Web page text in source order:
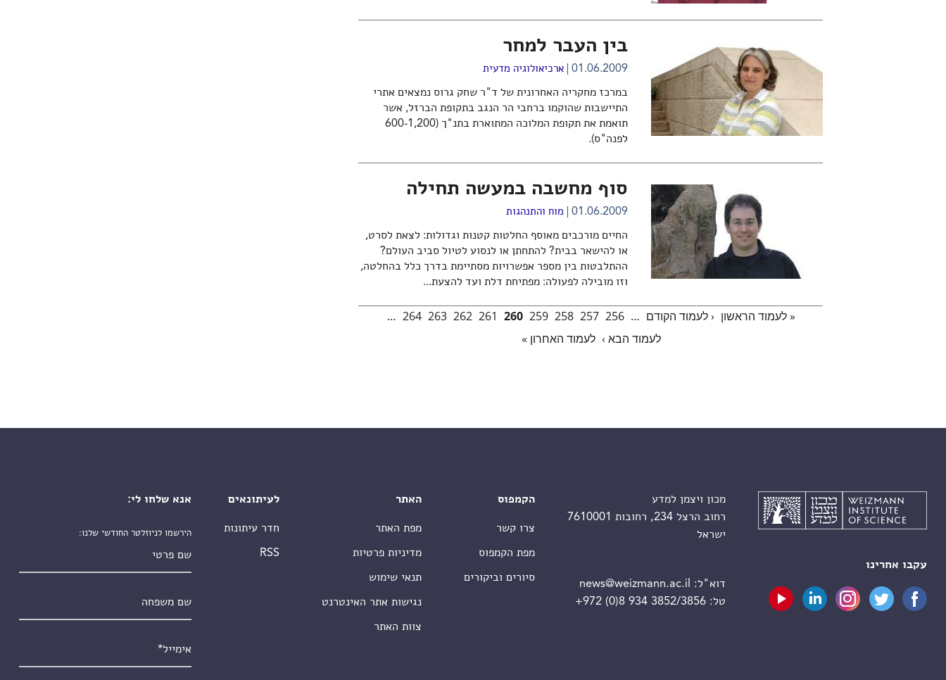
בין העבר למחר
01.06.2009 ארכיאולוגיה מדעית
במרכז מחקריה האחרונית של ד"ר שחק גרוס נמצאים אתרי
התיישבות שהוקמו ברחבי הר הנגב בתקופת הברזל, אשר
תואמת את תקופת המלוכה המתוארת בתנ"ך (600-1,200
לפנה"ס).
סוף מחשבה במעשה תחילה
01.06.2009 מוח והתנהגות
החיים מורכבים מאוסף החלטות קטנות וגדולות: לצאת לסרט,
או להישאר בבית? להתחתן או לנסוע לטיול סביב העולם?
ההתלבטות בין מספר אפשרויות מסתיימת בדרך כלל בהחלטה,
וזו מובילה לפעולה: מפתיחת דלת ועד להצעת...
עמודים« לעמוד הראשון ‹ לעמוד הקודם …
256
257
258
259
260
261
262
263
264
…
לעמוד הבא › לעמוד האחרון »
עקבו אחרינו
מכון ויצמן למדע
רחוב הרצל 234, רחובות 7610001
ישראל
דוא"ל:
news@weizmann.ac.il
טל:+972 (0)8 934 3852/3856
הקמפוס
צרו קשר
מפת הקמפוס
סיורים וביקורים
האתר
מפת האתר
מדיניות פרטיות
תנאי שימוש
נגישות אתר האינטרנט
צוות האתר
לעיתונאים
חדר עיתונות
RSS
אנא שלחו לי:
הירשמו לניוזלטר החודשי שלנו: